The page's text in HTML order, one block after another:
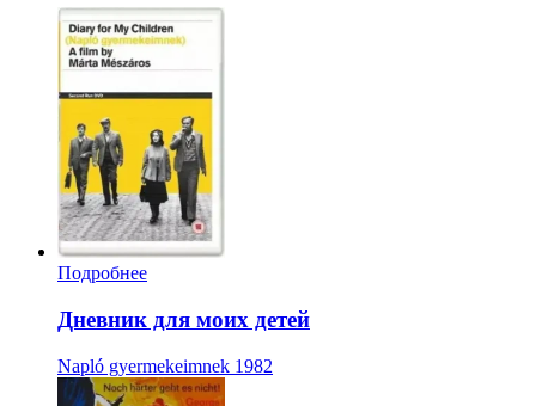
Подробнее
Дневник для моих детей
Napló gyermekeimnek 1982